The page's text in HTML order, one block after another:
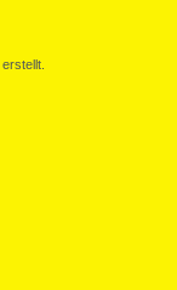
erstellt.